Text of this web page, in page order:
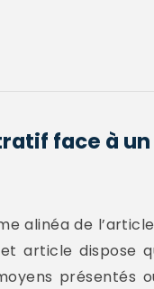
face à
alinéa de
article dispose
présentés